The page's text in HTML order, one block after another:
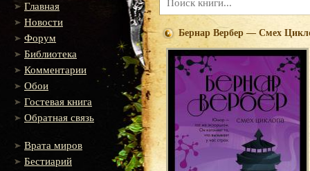
Главная
Новости
Форум
Библиотека
Комментарии
Обои
Гостевая книга
Обратная связь
Врата миров
Бестиарий
Бернар Вербер — Смех